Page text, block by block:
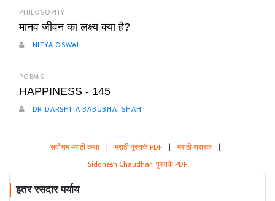
PHILOSOPHY
मानव जीवन का लक्ष्य क्या है?
NITYA OSWAL
POEMS
HAPPINESS - 145
DR DARSHITA BABUBHAI SHAH
सर्वोत्तम मराठी कथा | मराठी पुस्तके PDF | मराठी थरारक |
Siddhesh Chaudhari पुस्तके PDF
इतर रसदार पर्याय